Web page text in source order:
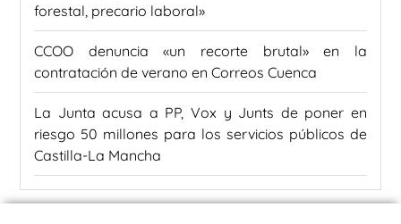
forestal, precario laboral»
CCOO denuncia «un recorte brutal» en la
contratación de verano en Correos Cuenca
La Junta acusa a PP, Vox y Junts de poner en
riesgo 50 millones para los servicios públicos de
Castilla-La Mancha